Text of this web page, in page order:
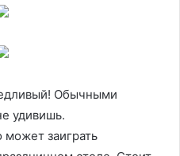
Обычными
удивишь.
заиграть